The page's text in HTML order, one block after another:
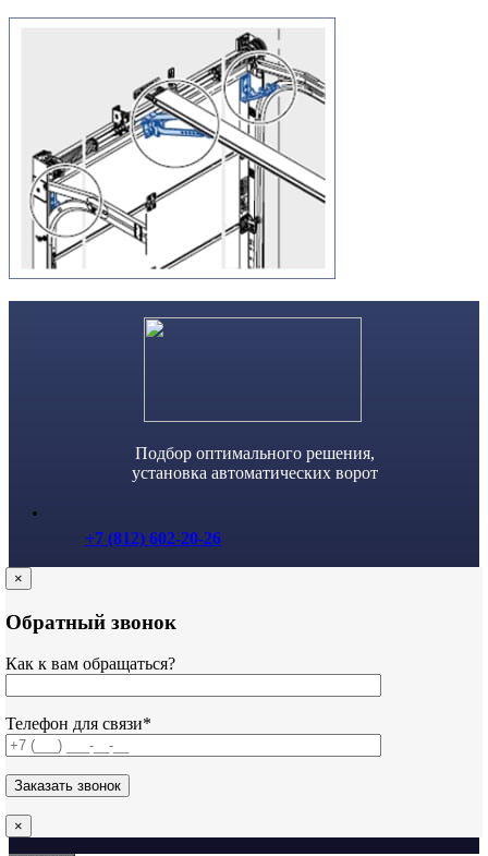
Skip
Подбор оптимального решения,
установка автоматических ворот
+7 (812) 602-20-26
×
Обратный звонок
Как к вам обращаться?
Телефон для связи*
×